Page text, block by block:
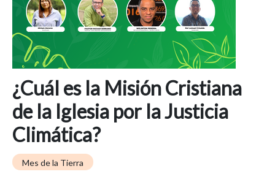
¿Cuál es la Misión Cristiana
de la Iglesia por la Justicia
Climática?
Mes de la Tierra